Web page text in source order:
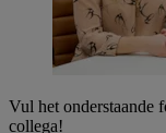
Vul het onderstaande
collega!